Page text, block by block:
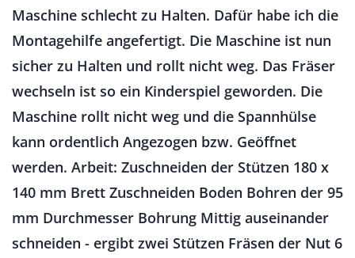
Maschine schlecht zu Halten. Dafür habe ich die
Montagehilfe angefertigt. Die Maschine ist nun
sicher zu Halten und rollt nicht weg. Das Fräser
wechseln ist so ein Kinderspiel geworden. Die
Maschine rollt nicht weg und die Spannhülse
kann ordentlich Angezogen bzw. Geöffnet
werden. Arbeit: Zuschneiden der Stützen 180 x
140 mm Brett Zuschneiden Boden Bohren der 95
mm Durchmesser Bohrung Mittig auseinander
schneiden - ergibt zwei Stützen Fräsen der Nut 6